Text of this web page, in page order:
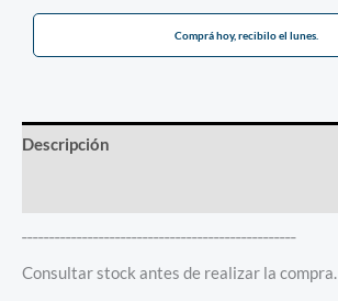
Comprá hoy, recibilo el lunes.
Descripción
¯¯¯¯¯¯¯¯¯¯¯¯¯¯¯¯¯¯¯¯¯¯¯¯¯¯¯¯¯¯¯¯¯¯¯¯¯¯¯¯¯¯¯¯¯¯¯¯¯¯
Consultar stock antes de realizar la compra.